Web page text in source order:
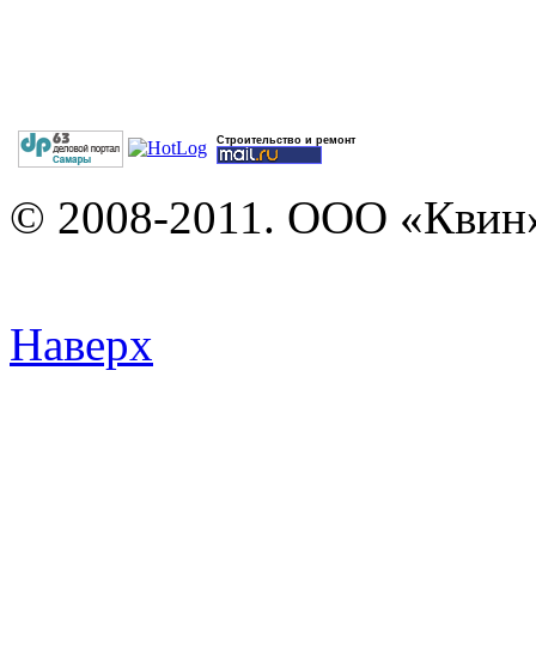
Строительство и ремонт
© 2008-2011. ООО
Наверх